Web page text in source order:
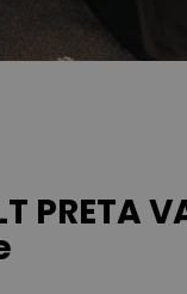
PRETA